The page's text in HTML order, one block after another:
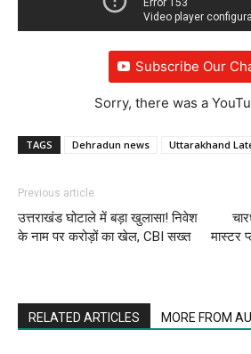
Subscribe Our
Sorry, there was a
TAGS Dehradun news Uttarakhand
Previous article
उत्तराखंड घोटाले में बड़ा खुलासा! निवेश
के नाम पर करोड़ों का खेल, CBI सख्त
मास्टर
RELATED ARTICLES MORE FROM